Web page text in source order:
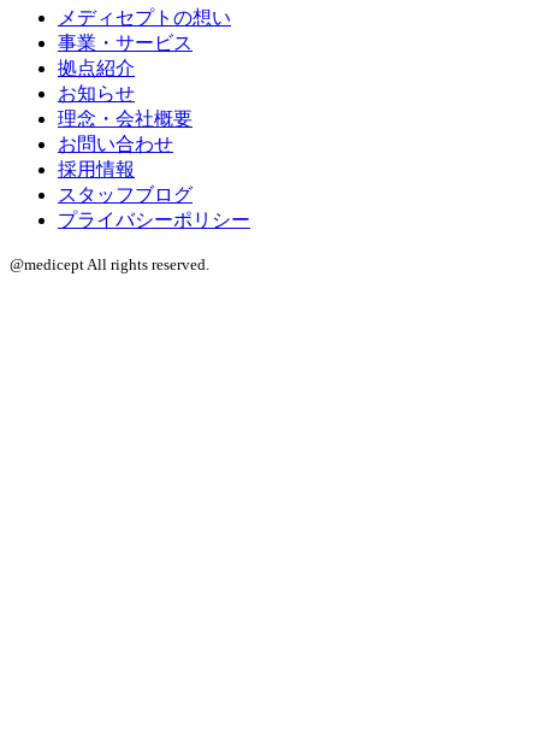
メディセプトの想い
事業・サービス
拠点紹介
お知らせ
理念・会社概要
お問い合わせ
採用情報
スタッフブログ
プライバシーポリシー
@medicept All rights reserved.